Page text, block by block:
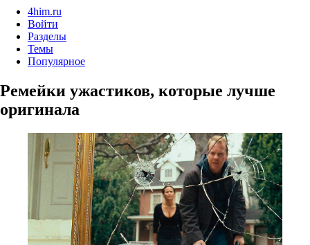
4him.ru
Войти
Разделы
Темы
Популярное
Ремейки ужастиков, которые лучше
оригинала